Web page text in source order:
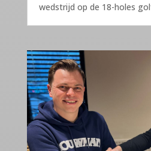
wedstrijd op de 18-holes